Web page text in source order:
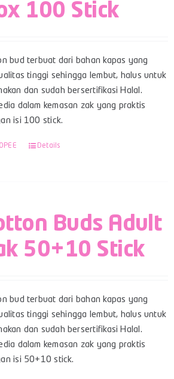
100 Stick
bud terbuat dari bahan kapas yang
tinggi sehingga lembut, halus untuk
dan sudah bersertifikasi Halal.
dalam kemasan zak yang praktis
isi 100 stick.
Details
Buds Adult
50+10 Stick
bud terbuat dari bahan kapas yang
tinggi sehingga lembut, halus untuk
dan sudah bersertifikasi Halal.
dalam kemasan zak yang praktis
isi 50+10 stick.